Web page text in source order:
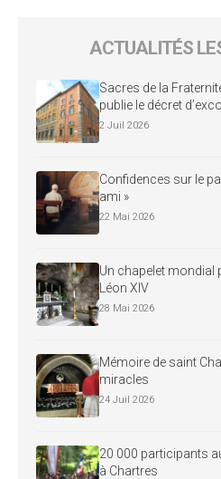
ACTUALITÉS
Sacres de la
publie le décret
2 Juil 2026
Confidences sur le
ami »
22 Mai 2026
Un chapelet mondial
Léon XIV
28 Mai 2026
Mémoire de saint
miracles
24 Juil 2026
20 000 participants
à Chartres